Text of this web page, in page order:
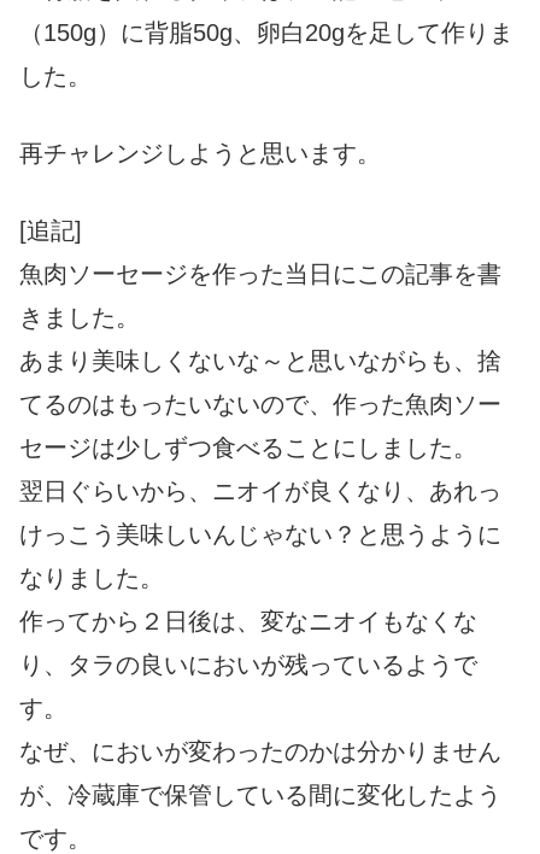
（150g）に背脂50g、卵白20gを足して作りま
した。
再チャレンジしようと思います。
[追記]
魚肉ソーセージを作った当日にこの記事を書
きました。
あまり美味しくないな～と思いながらも、捨
てるのはもったいないので、作った魚肉ソー
セージは少しずつ食べることにしました。
翌日ぐらいから、ニオイが良くなり、あれっ
けっこう美味しいんじゃない？と思うように
なりました。
作ってから２日後は、変なニオイもなくな
り、タラの良いにおいが残っているようで
す。
なぜ、においが変わったのかは分かりません
が、冷蔵庫で保管している間に変化したよう
です。